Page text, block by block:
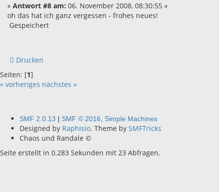
« Antwort #8 am: 06. November 2008, 08:30:55 »
oh das hat ich ganz vergessen - frohes neues!
Gespeichert
Drucken
Seiten: [1]
« vorheriges nächstes »
SMF 2.0.13 | SMF © 2016 Simple Machines
Designed by Raphisio. Theme by SMFTricks
Chaos und Randale ©
Seite erstellt in 0.283 Sekunden mit 23 Abfragen.